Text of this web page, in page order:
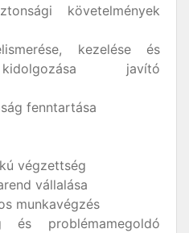
követelmények
kezelése és
javító
fenntartása
végzettség
vállalása
munkavégzés
és problémamegoldó